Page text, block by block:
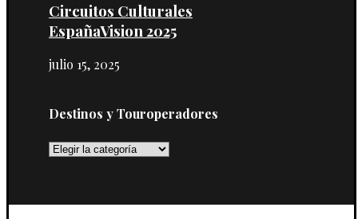
Circuitos Culturales
EspañaVision 2025
julio 15, 2025
Destinos y Touroperadores
Destinos